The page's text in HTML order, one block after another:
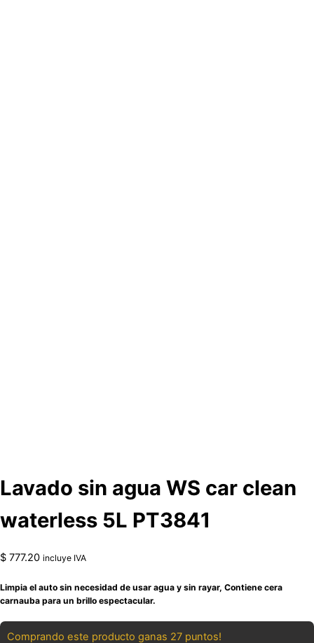
Lavado sin agua WS car clean
waterless 5L PT3841
$ 777.20 incluye IVA
Limpia el auto sin necesidad de usar agua y sin rayar, Contiene cera
carnauba para un brillo espectacular.
Comprando este producto ganas 27 puntos!